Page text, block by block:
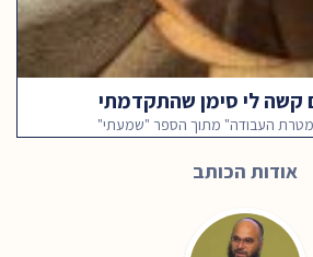
לי סימן שהתקדמתי
העבודה" מתוך הספר "שמעתי"
אודות הכותב